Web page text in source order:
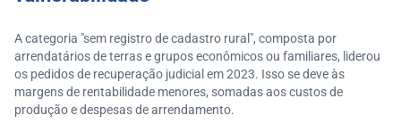
A categoria "sem registro de cadastro rural", composta por
arrendatários de terras e grupos econômicos ou familiares, liderou
os pedidos de recuperação judicial em 2023. Isso se deve às
margens de rentabilidade menores, somadas aos custos de
produção e despesas de arrendamento.